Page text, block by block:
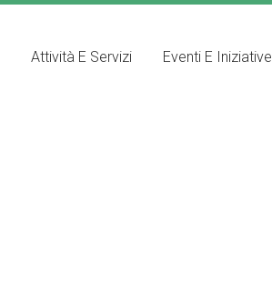
Attività E Servizi Eventi E Iniziative